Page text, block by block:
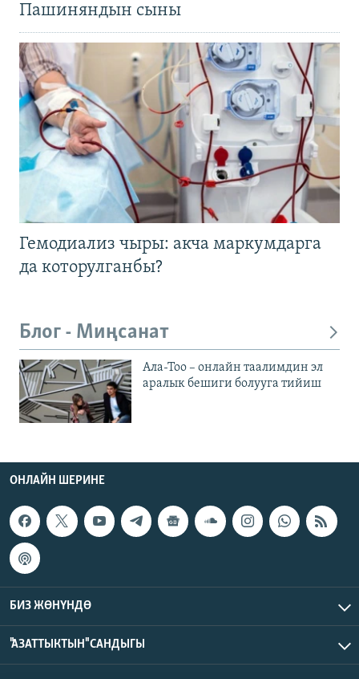
Пашиняндын сыны
Гемодиализ чыры: акча маркумдарга
да которулганбы?
Блог - Миңсанат
Ала-Тоо – онлайн таалимдин эл
аралык бешиги болууга тийиш
ОНЛАЙН ШЕРИНЕ
БИЗ ЖӨНҮНДӨ
"АЗАТТЫКТЫН" САНДЫГЫ